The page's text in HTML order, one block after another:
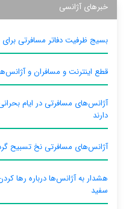
خبرهای آژانسی
بسیج ظرفیت دفاتر مسافرتی
قطع اینترنت و مسافران و
آژانس‌های مسافرتی در ایام
دارند
آژانس‌های مسافرتی نخ تسبیح
هشدار به آژانس‌ها درباره رها
سفید